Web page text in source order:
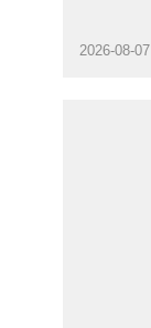
2026-08-07